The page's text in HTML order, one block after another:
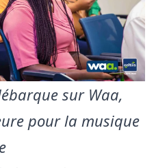
sur Waa,
pour la musique